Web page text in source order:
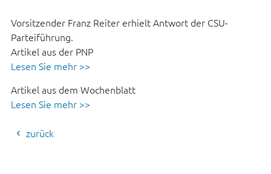
Vorsitzender Franz Reiter erhielt Antwort der CSU-
Parteiführung.
Artikel aus der PNP
Lesen Sie mehr >>
Artikel aus dem Wochenblatt
Lesen Sie mehr >>
zurück